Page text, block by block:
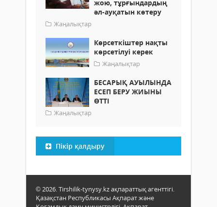
жою, тұрғындардың
әл-ауқатын көтеру
Жаңалықтар
Көрсеткіштер нақты
көрсетілуі керек
Жаңалықтар
БЕСАРЫҚ АУЫЛЫНДА
ЕСЕП БЕРУ ЖИЫНЫ
ӨТТІ
Жаңалықтар
Пікір қалдыру
© 2026. Tirshilik-tynysy.kz ақпараттық агенттігі.
Қазақстан Республикасы Ақпарат және